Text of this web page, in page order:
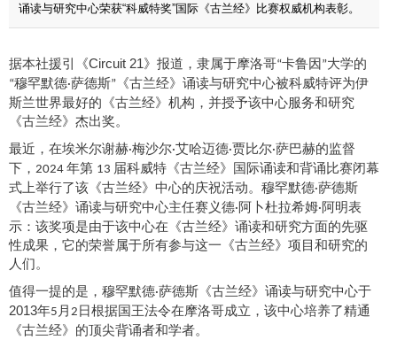
诵读与研究中心荣获“科威特奖”国际《古兰经》比赛权威机构表彰。
据本社援引 《Circuit 21》报道， 隶属于摩洛哥“卡鲁因 ”大学的
“穆罕默德·萨德斯” 《古兰经》诵读与研究中心被科威特评为伊
斯兰世界最好的 《古兰经》 机构，并授予该中心服务和研究
《古兰经》杰出奖。
最近，在埃米尔谢赫·梅沙尔·艾哈迈德·贾比尔·萨巴赫的监督
下， 2024 年第 13 届科威特 《古兰经》 国际诵读和背诵比赛闭幕
式上举行了该 《古兰经》 中心的庆祝活动。 穆罕默德·萨德斯
《古兰经》诵读与研究中心主任赛义德· 阿卜杜拉希姆· 阿明表
示：该奖项是由于该中心在 《古兰经》诵读和研究方面的先驱
性成果，它的荣誉属于所有参与这一 《古兰经》 项目和研究的
人们。
值得一提的是， 穆罕默德·萨德斯 《古兰经》诵读与研究中心于
2013年5 月 2 日根据国王法令在摩洛哥成立，该中心培养了精通
《古兰经》 的顶尖背诵者和学者。